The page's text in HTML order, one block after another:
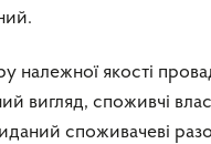
належної якості
вигляд, споживчі
споживачеві